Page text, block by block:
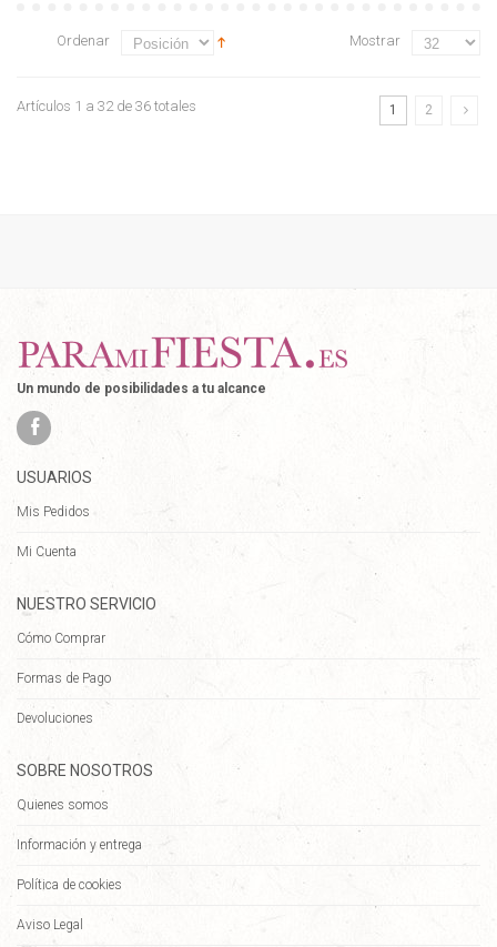
Ordenar Mostrar
Artículos 1 a 32 de 36 totales 1 2
Un mundo de posibilidades a tu alcance
USUARIOS
Mis Pedidos
Mi Cuenta
NUESTRO SERVICIO
Cómo Comprar
Formas de Pago
Devoluciones
SOBRE NOSOTROS
Quienes somos
Información y entrega
Política de cookies
Aviso Legal